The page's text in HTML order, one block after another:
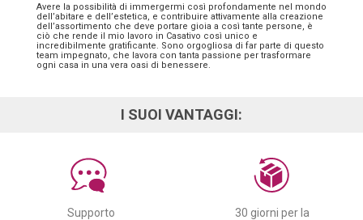
Avere la possibilità di immergermi così profondamente nel mondo
dell’abitare e dell’estetica, e contribuire attivamente alla creazione
dell’assortimento che deve portare gioia a così tante persone, è
ciò che rende il mio lavoro in Casativo così unico e
incredibilmente gratificante. Sono orgogliosa di far parte di questo
team impegnato, che lavora con tanta passione per trasformare
ogni casa in una vera oasi di benessere.
I SUOI VANTAGGI:
Supporto
30 giorni per la